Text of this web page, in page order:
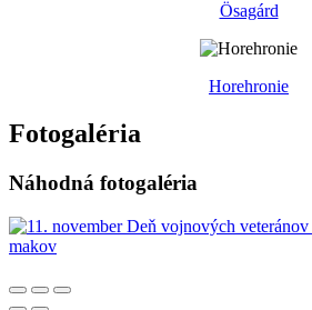
Ösagárd
Horehronie
Fotogaléria
Náhodná fotogaléria